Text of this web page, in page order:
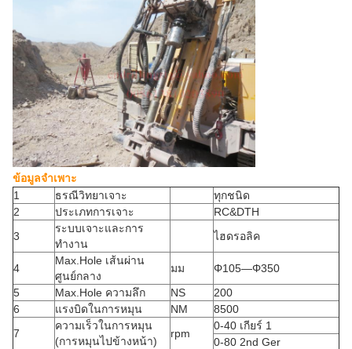
ข้อมูลจำเพาะ
1
ธรณีวิทยาเจาะ
ทุกชนิด
2
ประเภทการเจาะ
RC&DTH
3
ระบบเจาะและการ
ทำงาน
ไฮดรอลิค
4
Max.Hole เส้นผ่าน
ศูนย์กลาง
มม
Φ105—Φ350
5
Max.Hole ความลึก NS
200
6
แรงบิดในการหมุน NM
8500
7
ความเร็วในการหมุน
(การหมุนไปข้างหน้า)
rpm
0-40 เกียร์ 1
0-80 2nd Ger